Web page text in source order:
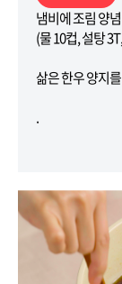
냄비에 조림 양
(물 10컵, 설탕
삶은 한우 양지
.